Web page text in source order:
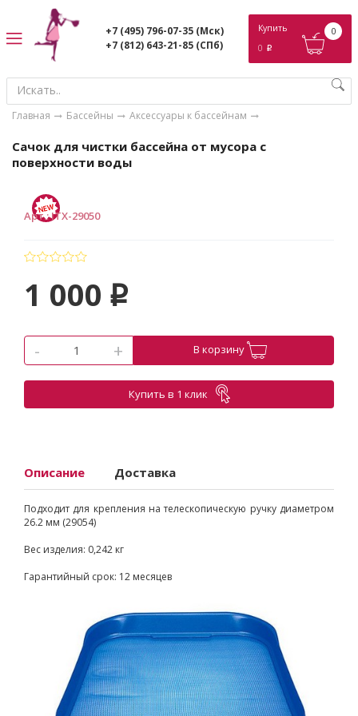
+7 (495) 796-07-35 (Мск)
+7 (812) 643-21-85 (СПб)
Купить
0 p
0
Главная Бассейны Аксессуары к бассейнам
Сачок для чистки бассейна от мусора с
поверхности воды
Арт.:ITX-29050
1 000 p
- + В корзину
Купить в 1 клик
Описание Доставка
Подходит для крепления на телескопическую ручку диаметром
26.2 мм (29054)
Вес изделия: 0,242 кг
Гарантийный срок: 12 месяцев